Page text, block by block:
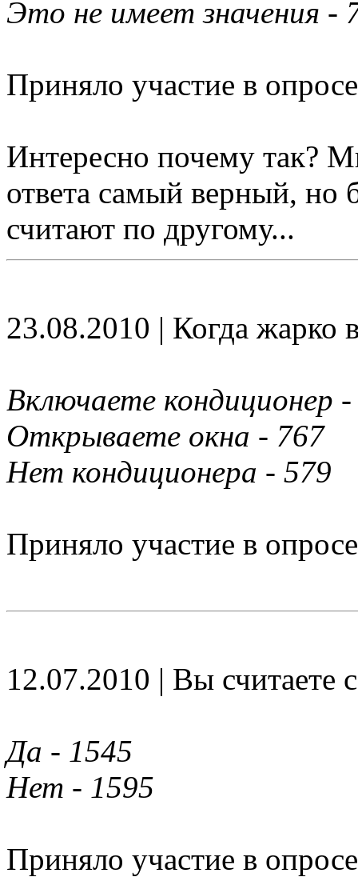
Это не имеет значения -
Приняло участие в
Интересно почему так?
ответа самый верный, но
считают по другому...
23.08.2010 | Когда жарко
Включаете кондиционер -
Открываете окна - 767
Нет кондиционера - 579
Приняло участие в
12.07.2010 | Вы считаете
Да - 1545
Нет - 1595
Приняло участие в